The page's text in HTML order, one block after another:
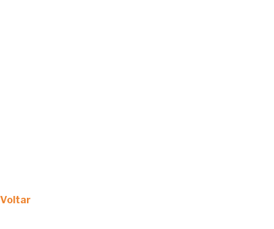
Voltar